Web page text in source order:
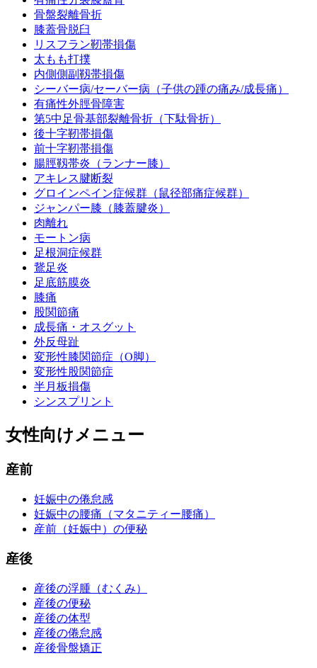
骨盤裂離骨折
膝蓋骨脱臼
リスフラン靭帯損傷
太もも打撲
内側側副靱帯損傷
シーバー病/セーバー病（子供の踵の痛み/成長痛）
有痛性外脛骨障害
第5中足骨基部裂離骨折（下駄骨折）
後十字靭帯損傷
前十字靭帯損傷
腸脛靱帯炎（ランナー膝）
アキレス腱断裂
グロインペイン症候群（鼠径部痛症候群）
ジャンパー膝（膝蓋腱炎）
肉離れ
モートン病
足根洞症候群
鵞足炎
足底筋膜炎
膝痛
股関節痛
成長痛・オスグット
外反母趾
変形性膝関節症（O脚）
変形性股関節症
半月板損傷
シンスプリント
女性向けメニュー
産前
妊娠中の倦怠感
妊娠中の腰痛（マタニティー腰痛）
産前（妊娠中）の便秘
産後
産後の浮腫（むくみ）
産後の便秘
産後の体型
産後の倦怠感
産後骨盤矯正